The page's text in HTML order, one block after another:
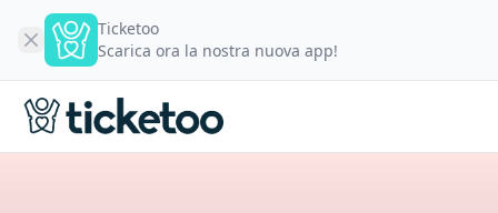
Ticketoo
Scarica ora la nostra nuova app!